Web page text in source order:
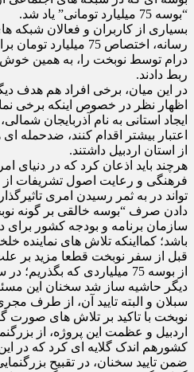
“بوسه 75 میلیارد تومانی” یاد شد.
بسیاری از کاربران و فعالان شبکه
رسانه، اختصاص 75
درام توسط نوبخت را، به همین
ربط دادند.
در این میان، برخی افراد هم هدف
اظهار نظر در خصوص اینکه برخی
ایجاد استانی به نام آذربایجان
اعتبار بیشتر اقدام کنند، ضدحمله
از استان اردبیل داشتند.
هرچند باید اذعان کرد که در دنیای
فرهنگی و رعایت اصول تشریفات
تواند در به ثمر رسیدن امری
دادن صرف “بوسه خالقی بر گونه
باشد؛ کمااینکه تلاش های نماینده
قبل از سفر نوبخت قطعا مزید بر
از بوسه 75 میلیاردی که
دیگر حاشیه ساز شد سخنان این
سبلان و البته تایید آن، از طرف
نوبخت با تاکید بر تلاش های
اردبیل و عظمت این پروژه، از
کشورهم اندک گلایه ای کرد که در
ضمن تایید سخنان، در تقبیح